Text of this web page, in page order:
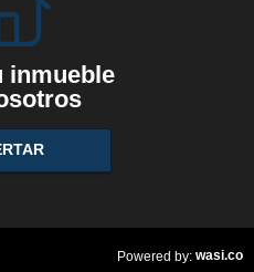
inmueble
Powered by: wasi.co